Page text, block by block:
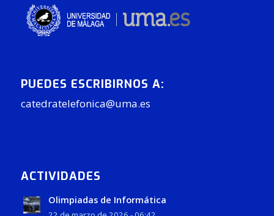
PUEDES ESCRIBIRNOS A:
catedratelefonica@uma.es
ACTIVIDADES
Olimpiadas de Informática